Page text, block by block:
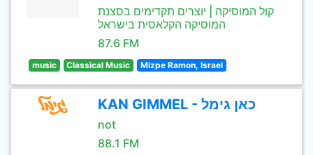
קול המוסיקה | יוצרים תקדימים בסצנת
המוסיקה הקלאסית בישראל
87.6 FM
music Classical Music Mizpe Ramon, Israel
KAN GIMMEL - כאן גימל
not
88.1 FM